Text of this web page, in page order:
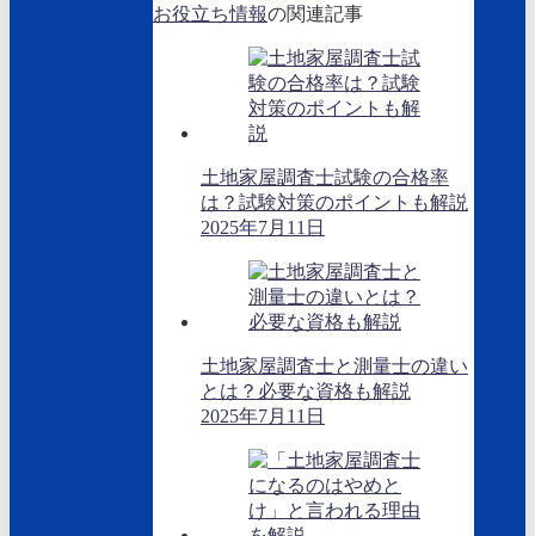
お役立ち情報の関連記事
土地家屋調査士試験の合格率
は？試験対策のポイントも解説
2025年7月11日
土地家屋調査士と測量士の違い
とは？必要な資格も解説
2025年7月11日